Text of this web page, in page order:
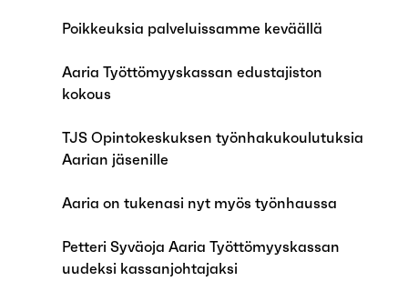
Poikkeuksia palveluissamme keväällä
Aaria Työttömyyskassan edustajiston
kokous
TJS Opintokeskuksen työnhakukoulutuksia
Aarian jäsenille
Aaria on tukenasi nyt myös työnhaussa
Petteri Syväoja Aaria Työttömyyskassan
uudeksi kassanjohtajaksi